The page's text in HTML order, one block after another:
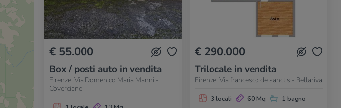
€ 55.000
Box / posti auto in vendita
Firenze, Via Domenico Maria Manni -
Coverciano
€ 290.000
Trilocale in vendita
Firenze, Via francesco de sanctis - Bellariva
3 locali 60 Mq 1 bagno